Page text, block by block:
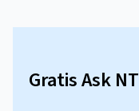
Gratis Ask